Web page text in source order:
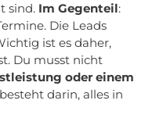
sind. Im Gegenteil:
Die Leads
ist es daher,
Du musst nicht
oder einem
darin, alles in